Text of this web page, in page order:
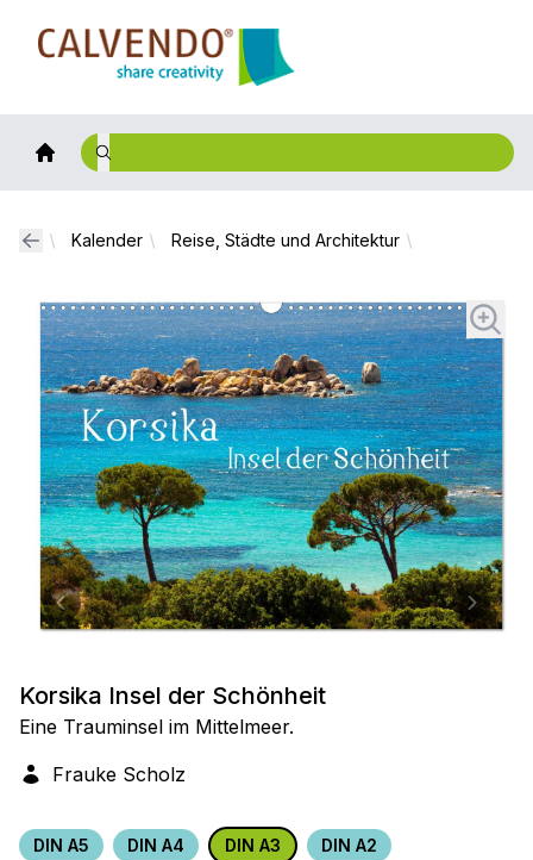
Calvendo
Kalender Reise, Städte und Architektur
Korsika Insel der Schönheit
Eine Trauminsel im Mittelmeer.
Frauke Scholz
DIN A5 DIN A4 DIN A3 DIN A2